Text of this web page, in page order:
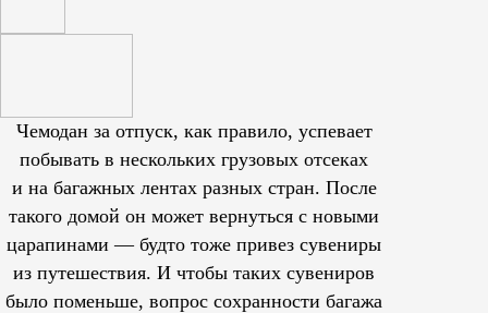
Чемодан за отпуск, как правило, успевает
побывать в нескольких грузовых отсеках
и на багажных лентах разных стран. После
такого домой он может вернуться с новыми
царапинами — будто тоже привез сувениры
из путешествия. И чтобы таких сувениров
было поменьше, вопрос сохранности багажа